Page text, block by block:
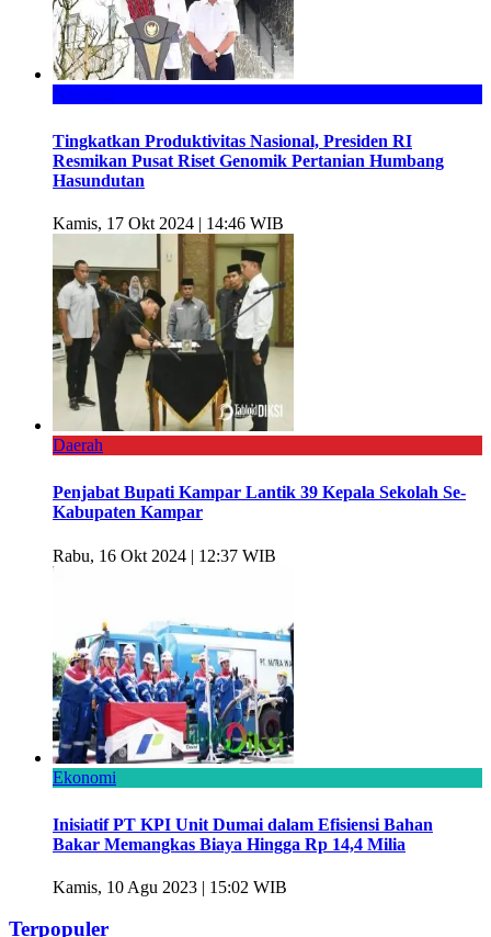
Tingkatkan Produktivitas Nasional, Presiden RI
Resmikan Pusat Riset Genomik Pertanian Humbang
Hasundutan
Kamis, 17 Okt 2024 | 14:46 WIB
Daerah
Penjabat Bupati Kampar Lantik 39 Kepala Sekolah Se-
Kabupaten Kampar
Rabu, 16 Okt 2024 | 12:37 WIB
Ekonomi
Inisiatif PT KPI Unit Dumai dalam Efisiensi Bahan
Bakar Memangkas Biaya Hingga Rp 14,4 Milia
Kamis, 10 Agu 2023 | 15:02 WIB
Terpopuler